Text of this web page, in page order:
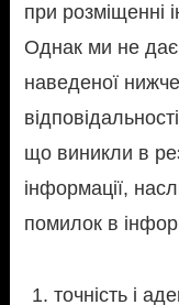
при розміщенні
Однак ми не
наведеної
що виникли в
інформації,
помилок в
точність і